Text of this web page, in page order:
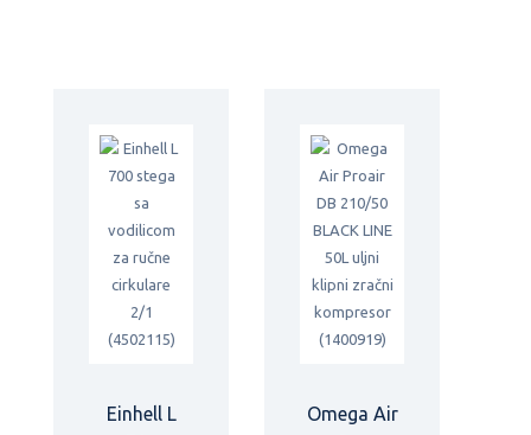
Einhell L
Omega Air